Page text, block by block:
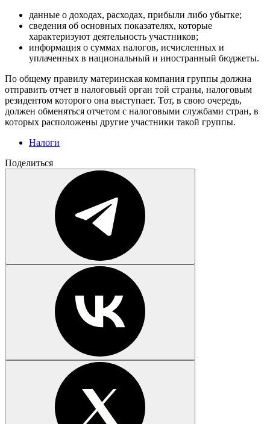
данные о доходах, расходах, прибыли либо убытке;
сведения об основных показателях, которые
характеризуют деятельность участников;
информация о суммах налогов, исчисленных и
уплаченных в национальный и иностранный бюджеты.
По общему правилу материнская компания группы должна
отправить отчет в налоговый орган той страны, налоговым
резидентом которого она выступает. Тот, в свою очередь,
должен обменяться отчетом с налоговыми службами стран, в
которых расположены другие участники такой группы.
Налоги
Поделиться